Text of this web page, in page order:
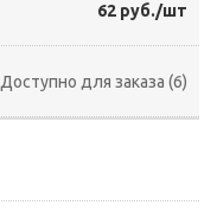
62 руб./шт
Доступно для заказа (6)